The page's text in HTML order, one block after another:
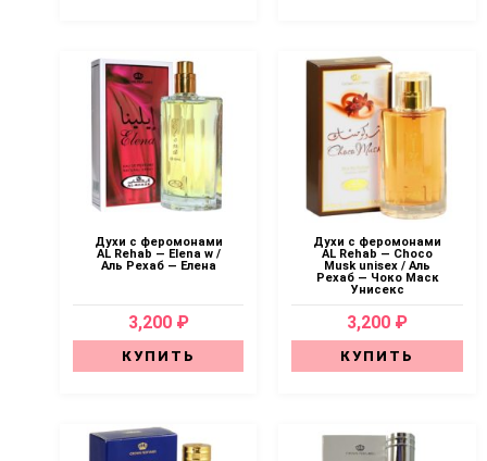
Духи с феромонами
AL Rehab — Elena w /
Аль Рехаб — Елена
3,200 ₽
КУПИТЬ
Духи с феромонами
AL Rehab — Choco
Musk unisex / Аль
Рехаб — Чоко Маск
Унисекс
3,200 ₽
КУПИТЬ